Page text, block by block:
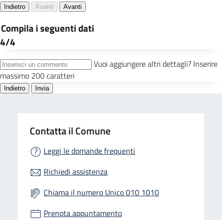
Contatta il Comune
Leggi le domande frequenti
Richiedi assistenza
Chiama il numero Unico 010 1010
Prenota appuntamento